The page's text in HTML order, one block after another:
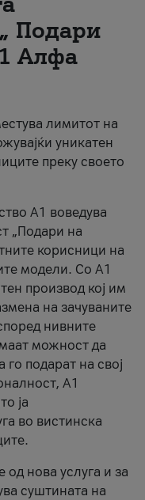
Подари
Алфа
лимитот на
уникатен
преку своето
А1 воведува
„Подари на
корисници на
модели. Со A1
производ кој им
на зачуваните
нивните
можност да
го подарат на свој
А1
ја
во вистинска
нова услуга и за
суштината на